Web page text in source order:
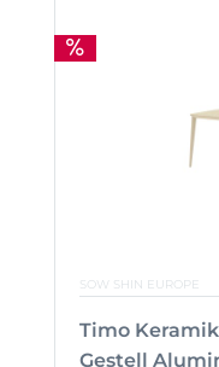
SOW SHIN EUROPE
Timo
Gestell